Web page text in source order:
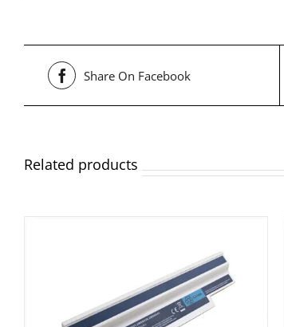
Share On Facebook
Related products